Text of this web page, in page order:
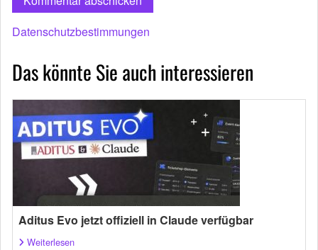
Datenschutzbestimmungen
Das könnte Sie auch interessieren
Aditus Evo jetzt offiziell in Claude verfügbar
Weiterlesen